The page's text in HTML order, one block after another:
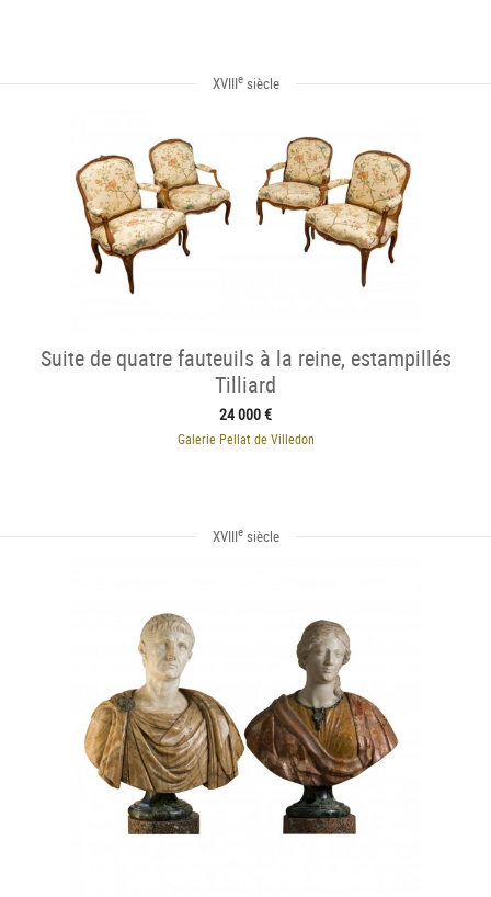
XVIIIesiècle
Suite de quatre fauteuils à la reine, estampillés
Tilliard
24 000 €
Galerie Pellat de Villedon
XVIIIesiècle